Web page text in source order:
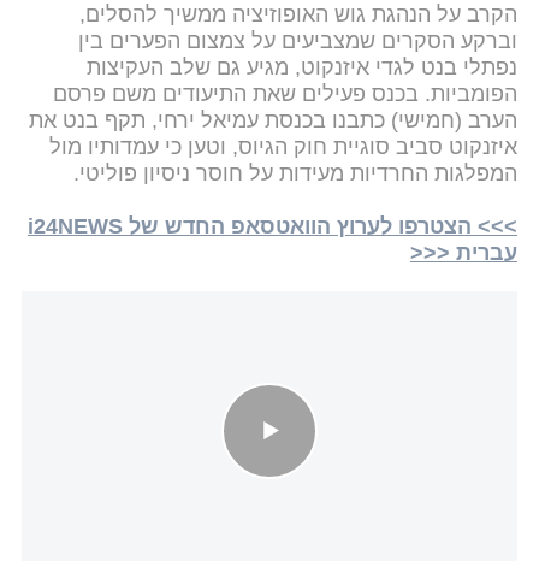
הקרב על הנהגת גוש האופוזיציה ממשיך להסלים,
וברקע הסקרים שמצביעים על צמצום הפערים בין
נפתלי בנט לגדי איזנקוט, מגיע גם שלב העקיצות
הפומביות. בכנס פעילים שאת התיעודים משם פרסם
הערב (חמישי) כתבנו בכנסת עמיאל ירחי, תקף בנט את
איזנקוט סביב סוגיית חוק הגיוס, וטען כי עמדותיו מול
המפלגות החרדיות מעידות על חוסר ניסיון פוליטי.
>>> הצטרפו לערוץ הוואטסאפ החדש של i24NEWS
עברית <<<